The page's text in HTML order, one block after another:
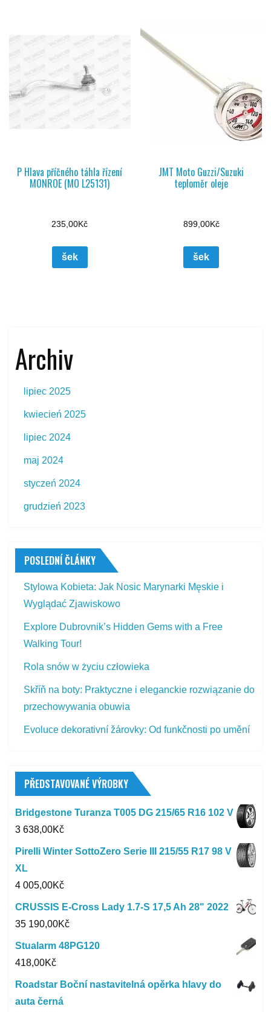
P Hlava příčného táhla řízení
MONROE (MO L25131)
235,00Kč
šek
JMT Moto Guzzi/Suzuki
teploměr oleje
899,00Kč
šek
Archiv
lipiec 2025
kwiecień 2025
lipiec 2024
maj 2024
styczeń 2024
grudzień 2023
POSLEDNÍ ČLÁNKY
Stylowa Kobieta: Jak Nosic Marynarki Męskie i
Wyglądać Zjawiskowo
Explore Dubrovnik’s Hidden Gems with a Free
Walking Tour!
Rola snów w życiu człowieka
Skříň na boty: Praktyczne i eleganckie rozwiązanie do
przechowywania obuwia
Evoluce dekorativní žárovky: Od funkčnosti po umění
PŘEDSTAVOVANÉ VÝROBKY
Bridgestone Turanza T005 DG 215/65 R16 102 V
3 638,00Kč
Pirelli Winter SottoZero Serie III 215/55 R17 98 V
XL
4 005,00Kč
CRUSSIS E-Cross Lady 1.7-S 17,5 Ah 28" 2022
35 190,00Kč
Stualarm 48PG120
418,00Kč
Roadstar Boční nastavitelná opěrka hlavy do
auta černá